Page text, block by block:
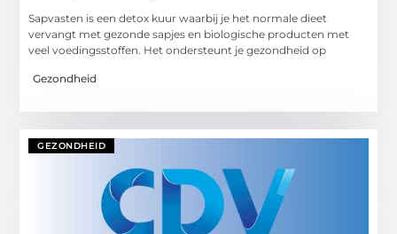
Sapvasten is een detox kuur waarbij je het normale dieet
vervangt met gezonde sapjes en biologische producten met
veel voedingsstoffen. Het ondersteunt je gezondheid op
Gezondheid
GEZONDHEID